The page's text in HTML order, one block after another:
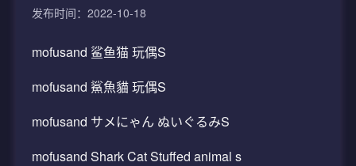
发布时间：2022-10-18
mofusand 鲨鱼猫 玩偶S
mofusand 鯊魚貓 玩偶S
mofusand サメにゃん ぬいぐるみS
mofusand Shark Cat Stuffed animal s